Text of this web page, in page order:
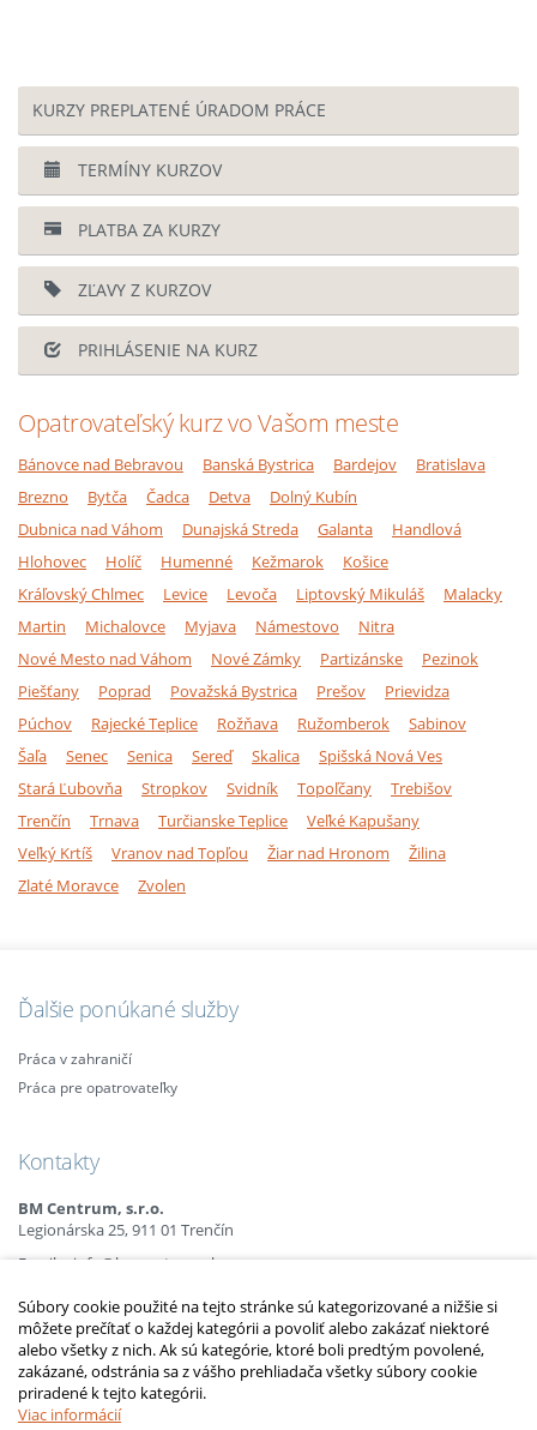
KURZY PREPLATENÉ ÚRADOM PRÁCE
TERMÍNY KURZOV
PLATBA ZA KURZY
ZĽAVY Z KURZOV
PRIHLÁSENIE NA KURZ
Opatrovateľský kurz vo Vašom meste
Bánovce nad Bebravou Banská Bystrica Bardejov
Bratislava
Brezno
Bytča Čadca Detva
Dolný Kubín
Dubnica nad Váhom
Dunajská Streda Galanta
Handlová
Hlohovec
Holíč Humenné Kežmarok
Košice
Kráľovský Chlmec
Levice Levoča Liptovský Mikuláš
Malacky
Martin
Michalovce Myjava Námestovo
Nitra
Nové Mesto nad Váhom
Nové Zámky Partizánske
Pezinok
Piešťany
Poprad Považská Bystrica Prešov
Prievidza
Púchov
Rajecké Teplice Rožňava Ružomberok
Sabinov
Šaľa
Senec Senica Sereď Skalica
Spišská Nová Ves
Stará Ľubovňa
Stropkov Svidník Topoľčany
Trebišov
Trenčín
Trnava Turčianske Teplice
Veľké Kapušany
Veľký Krtíš
Vranov nad Topľou Žiar nad Hronom
Žilina
Zlaté Moravce
Zvolen
Ďalšie ponúkané služby
Práca v zahraničí
Práca pre opatrovateľky
Kontakty
BM Centrum, s.r.o.
Legionárska 25, 911 01 Trenčín
Email: info@bmcentrum.sk
+421 (0)910 385 238
+421 (0)949 152 774
2010 – 2014 © Copyrightopatrovatelsky-kurz.sk
Upraviť nastavenia Cookies
Súbory cookie použité na tejto stránke sú kategorizované a nižšie si
môžete prečítať o každej kategórii a povoliť alebo zakázať niektoré
alebo všetky z nich. Ak sú kategórie, ktoré boli predtým povolené,
zakázané, odstránia sa z vášho prehliadača všetky súbory cookie
priradené k tejto kategórii.
Viac informácií